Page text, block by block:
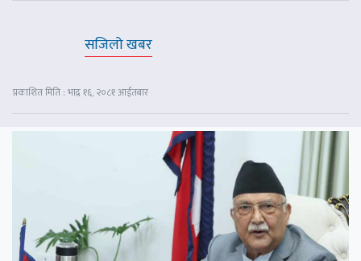
सजिलो खबर
प्रकाशित मिति : भाद्र १६, २०८१ आईतबार